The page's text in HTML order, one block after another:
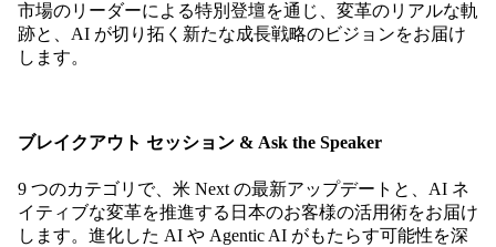
市場のリーダーによる特別登壇を通じ、変革のリアルな軌
跡と、AI が切り拓く新たな成長戦略のビジョンをお届け
します。
ブレイクアウト セッション & Ask the Speaker
9 つのカテゴリで、米 Next の最新アップデートと、AI ネ
イティブな変革を推進する日本のお客様の活用術をお届け
します。進化した AI や Agentic AI がもたらす可能性を深